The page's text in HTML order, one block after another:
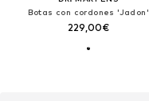
Botas con cordones 'Jadon'
229,00€